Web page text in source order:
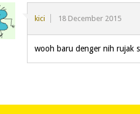
kici 18 December 2015
wooh baru denger nih rujak